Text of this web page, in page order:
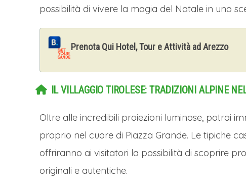
possibilità di vivere la magia del Natale in uno
Prenota Qui Hotel, Tour e Attività ad Arezzo
IL VILLAGGIO TIROLESE: TRADIZIONI ALPINE
Oltre alle incredibili proiezioni luminose, potrai
proprio nel cuore di Piazza Grande. Le tipiche
offriranno ai visitatori la possibilità di scoprire
originali e autentiche.